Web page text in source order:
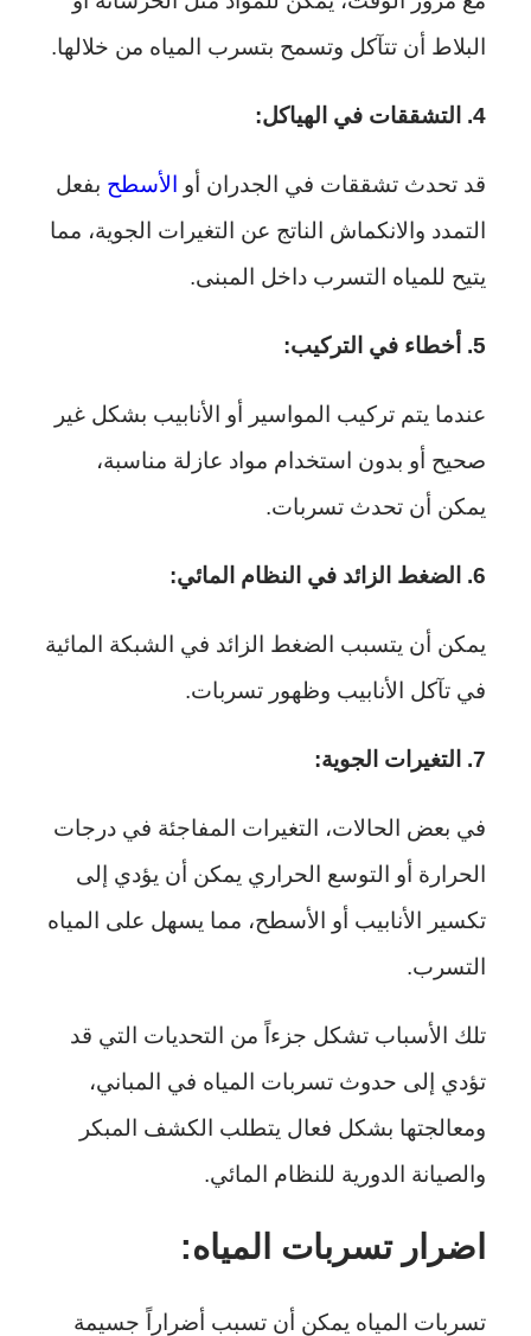
البلاط أن تتآكل وتسمح بتسرب المياه من خلالها.
4. التشققات في الهياكل:
قد تحدث تشققات في الجدران أو الأسطح بفعل
التمدد والانكماش الناتج عن التغيرات الجوية، مما
يتيح للمياه التسرب داخل المبنى.
5. أخطاء في التركيب:
عندما يتم تركيب المواسير أو الأنابيب بشكل غير
صحيح أو بدون استخدام مواد عازلة مناسبة،
يمكن أن تحدث تسربات.
6. الضغط الزائد في النظام المائي:
يمكن أن يتسبب الضغط الزائد في الشبكة المائية
في تآكل الأنابيب وظهور تسربات.
7. التغيرات الجوية:
في بعض الحالات، التغيرات المفاجئة في درجات
الحرارة أو التوسع الحراري يمكن أن يؤدي إلى
تكسير الأنابيب أو الأسطح، مما يسهل على المياه
التسرب.
تلك الأسباب تشكل جزءاً من التحديات التي قد
تؤدي إلى حدوث تسربات المياه في المباني،
ومعالجتها بشكل فعال يتطلب الكشف المبكر
والصيانة الدورية للنظام المائي.
اضرار تسربات المياه:
تسربات المياه يمكن أن تسبب أضراراً جسيمة